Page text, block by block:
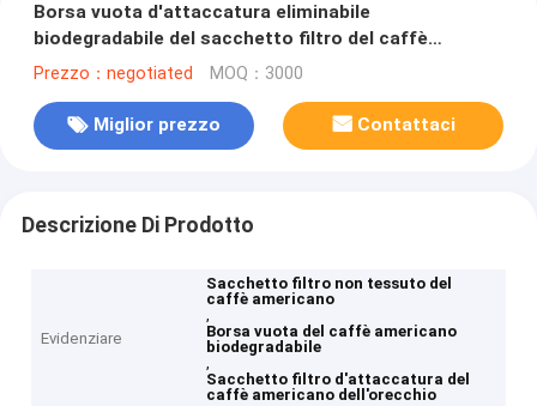
Borsa vuota d'attaccatura eliminabile
biodegradabile del sacchetto filtro del caffè
americano dell'orecchio
Prezzo：negotiated MOQ：3000
Miglior prezzo Contattaci
Descrizione Di Prodotto
Evidenziare
Sacchetto filtro non tessuto del
caffè americano
,
Borsa vuota del caffè americano
biodegradabile
,
Sacchetto filtro d'attaccatura del
caffè americano dell'orecchio